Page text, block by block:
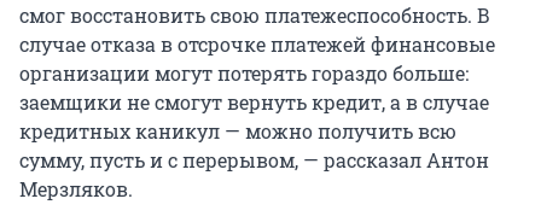
смог восстановить свою платежеспособность. В
случае отказа в отсрочке платежей финансовые
организации могут потерять гораздо больше:
заемщики не смогут вернуть кредит, а в случае
кредитных каникул — можно получить всю
сумму, пусть и с перерывом, — рассказал Антон
Мерзляков.